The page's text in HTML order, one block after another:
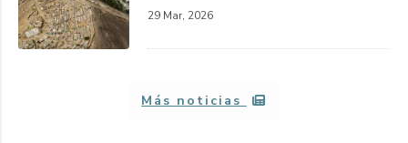
29 Mar, 2026
Más noticias